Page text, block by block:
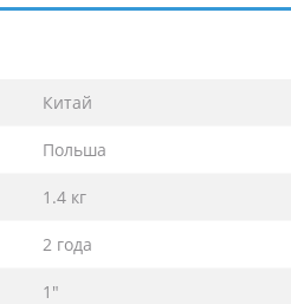
Китай
Польша
1.4 кг
2 года
1"